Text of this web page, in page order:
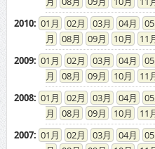
01 02 03 04 05
08
09 10 11
01 02 03 04 05
08
09 10 11
01 02 03 04 05
08
09 10 11
01 02 03 04 05
08
09 10 11